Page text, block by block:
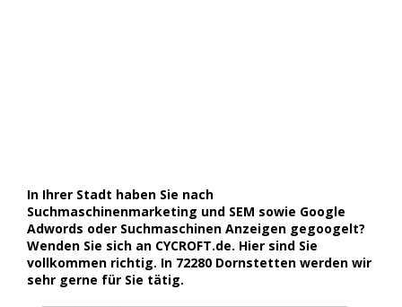
In Ihrer Stadt haben Sie nach
Suchmaschinenmarketing und SEM sowie Google
Adwords oder Suchmaschinen Anzeigen gegoogelt?
Wenden Sie sich an CYCROFT.de. Hier sind Sie
vollkommen richtig. In 72280 Dornstetten werden wir
sehr gerne für Sie tätig.